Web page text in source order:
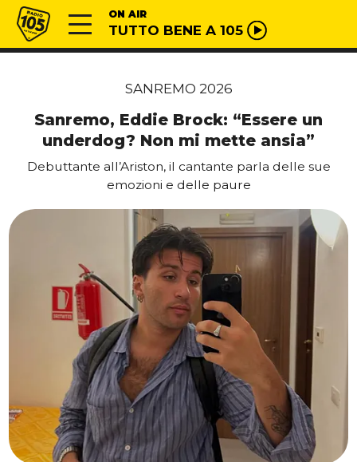
Vai al contenuto
Radio 105 ON AIR
TUTTO BENE A 105
SANREMO 2026
Sanremo, Eddie Brock: “Essere un
underdog? Non mi mette ansia”
Debuttante all’Ariston, il cantante parla delle sue
emozioni e delle paure